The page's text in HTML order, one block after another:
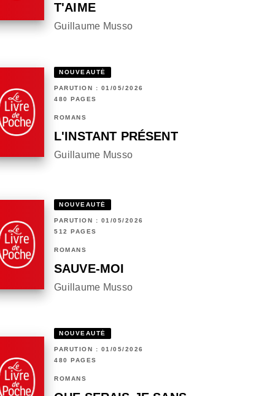
T'AIME
Guillaume Musso
NOUVEAUTÉ
PARUTION : 01/05/2026
480 PAGES
ROMANS
L'INSTANT PRÉSENT
Guillaume Musso
NOUVEAUTÉ
PARUTION : 01/05/2026
512 PAGES
ROMANS
SAUVE-MOI
Guillaume Musso
NOUVEAUTÉ
PARUTION : 01/05/2026
480 PAGES
ROMANS